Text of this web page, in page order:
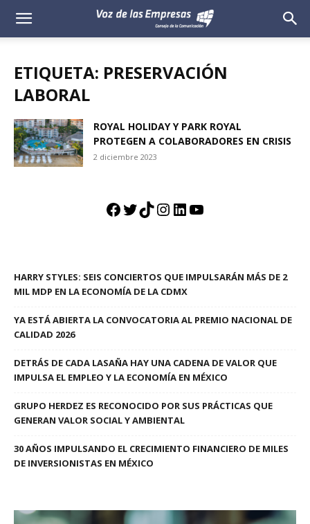
Voz
Empresas
ETIQUETA: PRESERVACIÓN
LABORAL
ROYAL HOLIDAY Y PARK ROYAL
PROTEGEN A COLABORADORES EN CRISIS
2 diciembre 2023
Facebook
Twitter
TikTok
Instagram
LinkedIn
YouTube
HARRY STYLES: SEIS CONCIERTOS QUE IMPULSARÁN MÁS DE 2
MIL MDP EN LA ECONOMÍA DE LA CDMX
YA ESTÁ ABIERTA LA CONVOCATORIA AL PREMIO NACIONAL DE
CALIDAD 2026
DETRÁS DE CADA LASAÑA HAY UNA CADENA DE VALOR QUE
IMPULSA EL EMPLEO Y LA ECONOMÍA EN MÉXICO
GRUPO HERDEZ ES RECONOCIDO POR SUS PRÁCTICAS QUE
GENERAN VALOR SOCIAL Y AMBIENTAL
30 AÑOS IMPULSANDO EL CRECIMIENTO FINANCIERO DE MILES
DE INVERSIONISTAS EN MÉXICO